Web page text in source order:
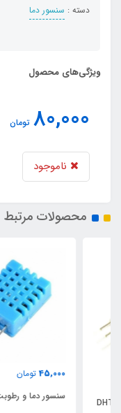
دسته : سنسور دما
ویژگی‌های محصول
80,000 تومان
ناموجود
محصولات مرتبط
تومان
سنسور دما و رطوبت DHT 11